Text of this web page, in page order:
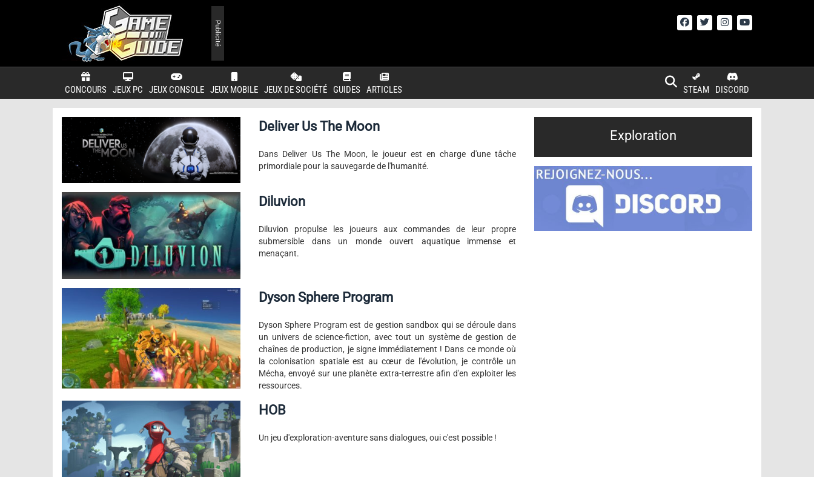
CONCOURS JEUX PC JEUX CONSOLE JEUX MOBILE JEUX DE SOCIÉTÉ GUIDES ARTICLES DISCORD
STEAM
Publicité
Deliver Us The Moon
Dans Deliver Us The Moon, le joueur est en charge d'une tâche
primordiale pour la sauvegarde de l'humanité.
Diluvion
Diluvion propulse les joueurs aux commandes de leur propre
submersible dans un monde ouvert aquatique immense et
menaçant.
Dyson Sphere Program
Dyson Sphere Program est de gestion sandbox qui se déroule dans
un univers de science-fiction, avec tout un système de gestion de
chaînes de production, je signe immédiatement ! Dans ce monde où
la colonisation spatiale est au cœur de l'évolution, je contrôle un
Mécha, envoyé sur une planète extra-terrestre afin d'en exploiter les
ressources.
HOB
Un jeu d'exploration-aventure sans dialogues, oui c'est possible !
Exploration